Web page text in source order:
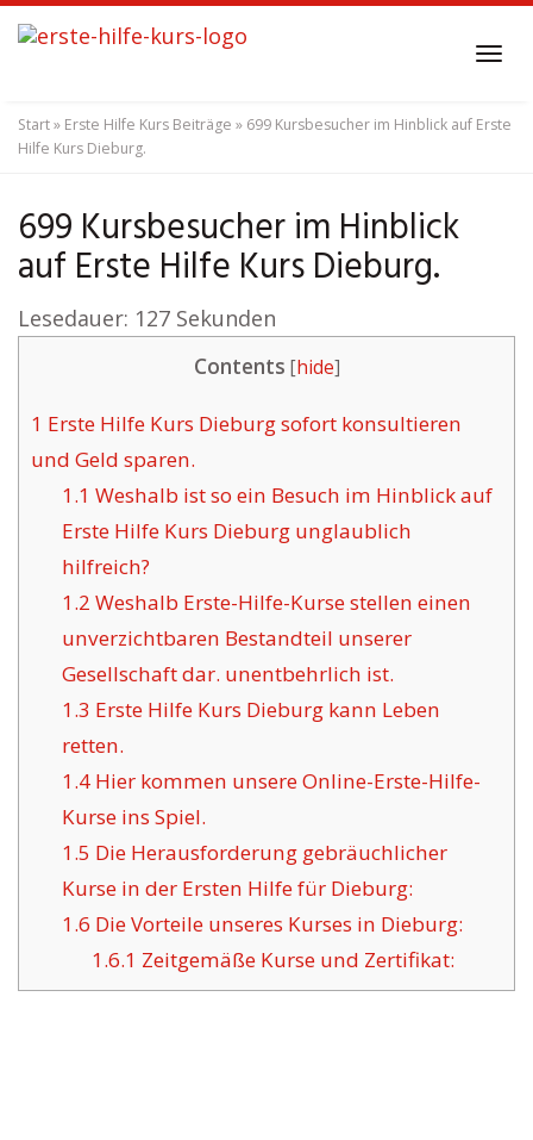
Skip
to
content
Start» Erste Hilfe Kurs Beiträge » 699 Kursbesucher im Hinblick auf Erste
Hilfe Kurs Dieburg.
699 Kursbesucher im Hinblick
auf Erste Hilfe Kurs Dieburg.
Lesedauer: 127 Sekunden
Contents [hide]
1 Erste Hilfe Kurs Dieburg sofort konsultieren
und Geld sparen.
1.1 Weshalb ist so ein Besuch im Hinblick auf
Erste Hilfe Kurs Dieburg unglaublich
hilfreich?
1.2 Weshalb Erste-Hilfe-Kurse stellen einen
unverzichtbaren Bestandteil unserer
Gesellschaft dar. unentbehrlich ist.
1.3 Erste Hilfe Kurs Dieburg kann Leben
retten.
1.4Hier kommen unsere Online-Erste-Hilfe-
Kurse ins Spiel.
1.5 Die Herausforderung gebräuchlicher
Kurse in der Ersten Hilfe für Dieburg:
1.6 Die Vorteile unseres Kurses in Dieburg:
1.6.1 Zeitgemäße Kurse und Zertifikat: